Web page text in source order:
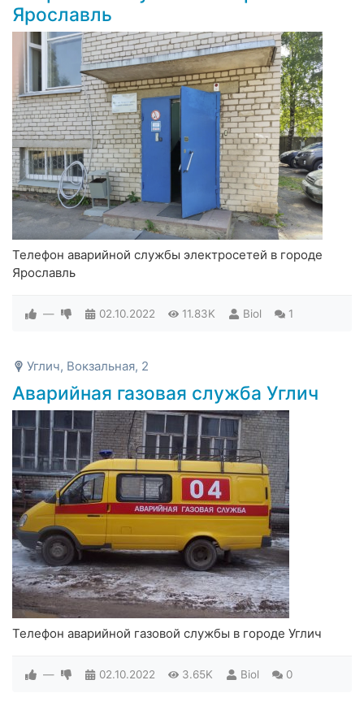
Ярославль
Телефон аварийной службы электросетей в городе
Ярославль
— 02.10.2022 11.83K Biol 1
Углич, Вокзальная, 2
Аварийная газовая служба Углич
Телефон аварийной газовой службы в городе Углич
— 02.10.2022 3.65K Biol 0